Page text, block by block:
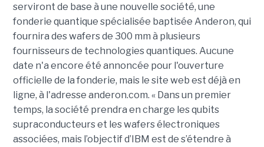
serviront de base à une nouvelle société, une
fonderie quantique spécialisée baptisée Anderon, qui
fournira des wafers de 300 mm à plusieurs
fournisseurs de technologies quantiques. Aucune
date n'a encore été annoncée pour l'ouverture
officielle de la fonderie, mais le site web est déjà en
ligne, à l'adresse anderon.com. « Dans un premier
temps, la société prendra en charge les qubits
supraconducteurs et les wafers électroniques
associées, mais l’objectif d’IBM est de s’étendre à